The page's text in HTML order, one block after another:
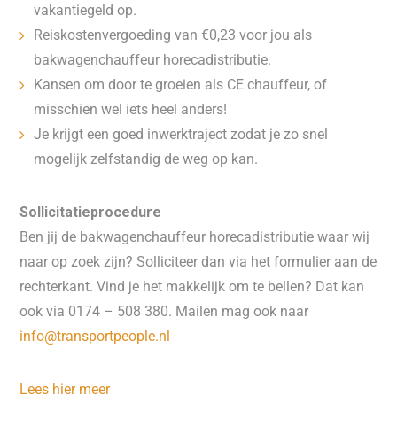
vakantiegeld op.
Reiskostenvergoeding van €0,23 voor jou als
bakwagenchauffeur horecadistributie.
Kansen om door te groeien als CE chauffeur, of
misschien wel iets heel anders!
Je krijgt een goed inwerktraject zodat je zo snel
mogelijk zelfstandig de weg op kan.
Sollicitatieprocedure
Ben jij de bakwagenchauffeur horecadistributie waar wij
naar op zoek zijn? Solliciteer dan via het formulier aan de
rechterkant. Vind je het makkelijk om te bellen? Dat kan
ook via 0174 – 508 380. Mailen mag ook naar
info@transportpeople.nl
Lees hier meer